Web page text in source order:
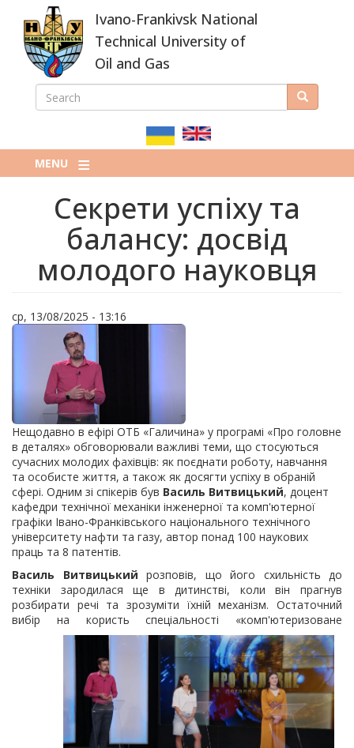
main
content
Ivano-Frankivsk National
Technical University of
Oil and Gas
ПОШУКОВА
SEARCH Search
MENU
Секрети успіху та
балансу: досвід
молодого науковця
ср, 13/08/2025 - 13:16
Нещодавно в ефірі ОТБ «Галичина» у програмі «Про головне
в деталях» обговорювали важливі теми, що стосуються
сучасних молодих фахівців: як поєднати роботу, навчання
та особисте життя, а також як досягти успіху в обраній
сфері. Одним зі спікерів був Василь Витвицький, доцент
кафедри технічної механіки інженерної та комп'ютерної
графіки Івано-Франківського національного технічного
університету нафти та газу, автор понад 100 наукових
праць та 8 патентів.
Василь Витвицький розповів, що його схильність до
техніки зародилася ще в дитинстві, коли він прагнув
розбирати речі та зрозуміти їхній механізм. Остаточний
вибір на користь спеціальності «комп'ютеризоване